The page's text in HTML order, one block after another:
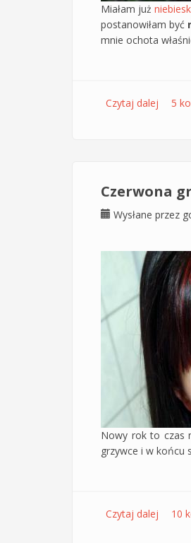
Miałam już
postanowiłam być
mnie ochota
Czytaj dalej wpis
5
Czerwona
Wysłane przez
Nowy rok to czas
grzywce i w końcu
Czytaj dalej wpis
10